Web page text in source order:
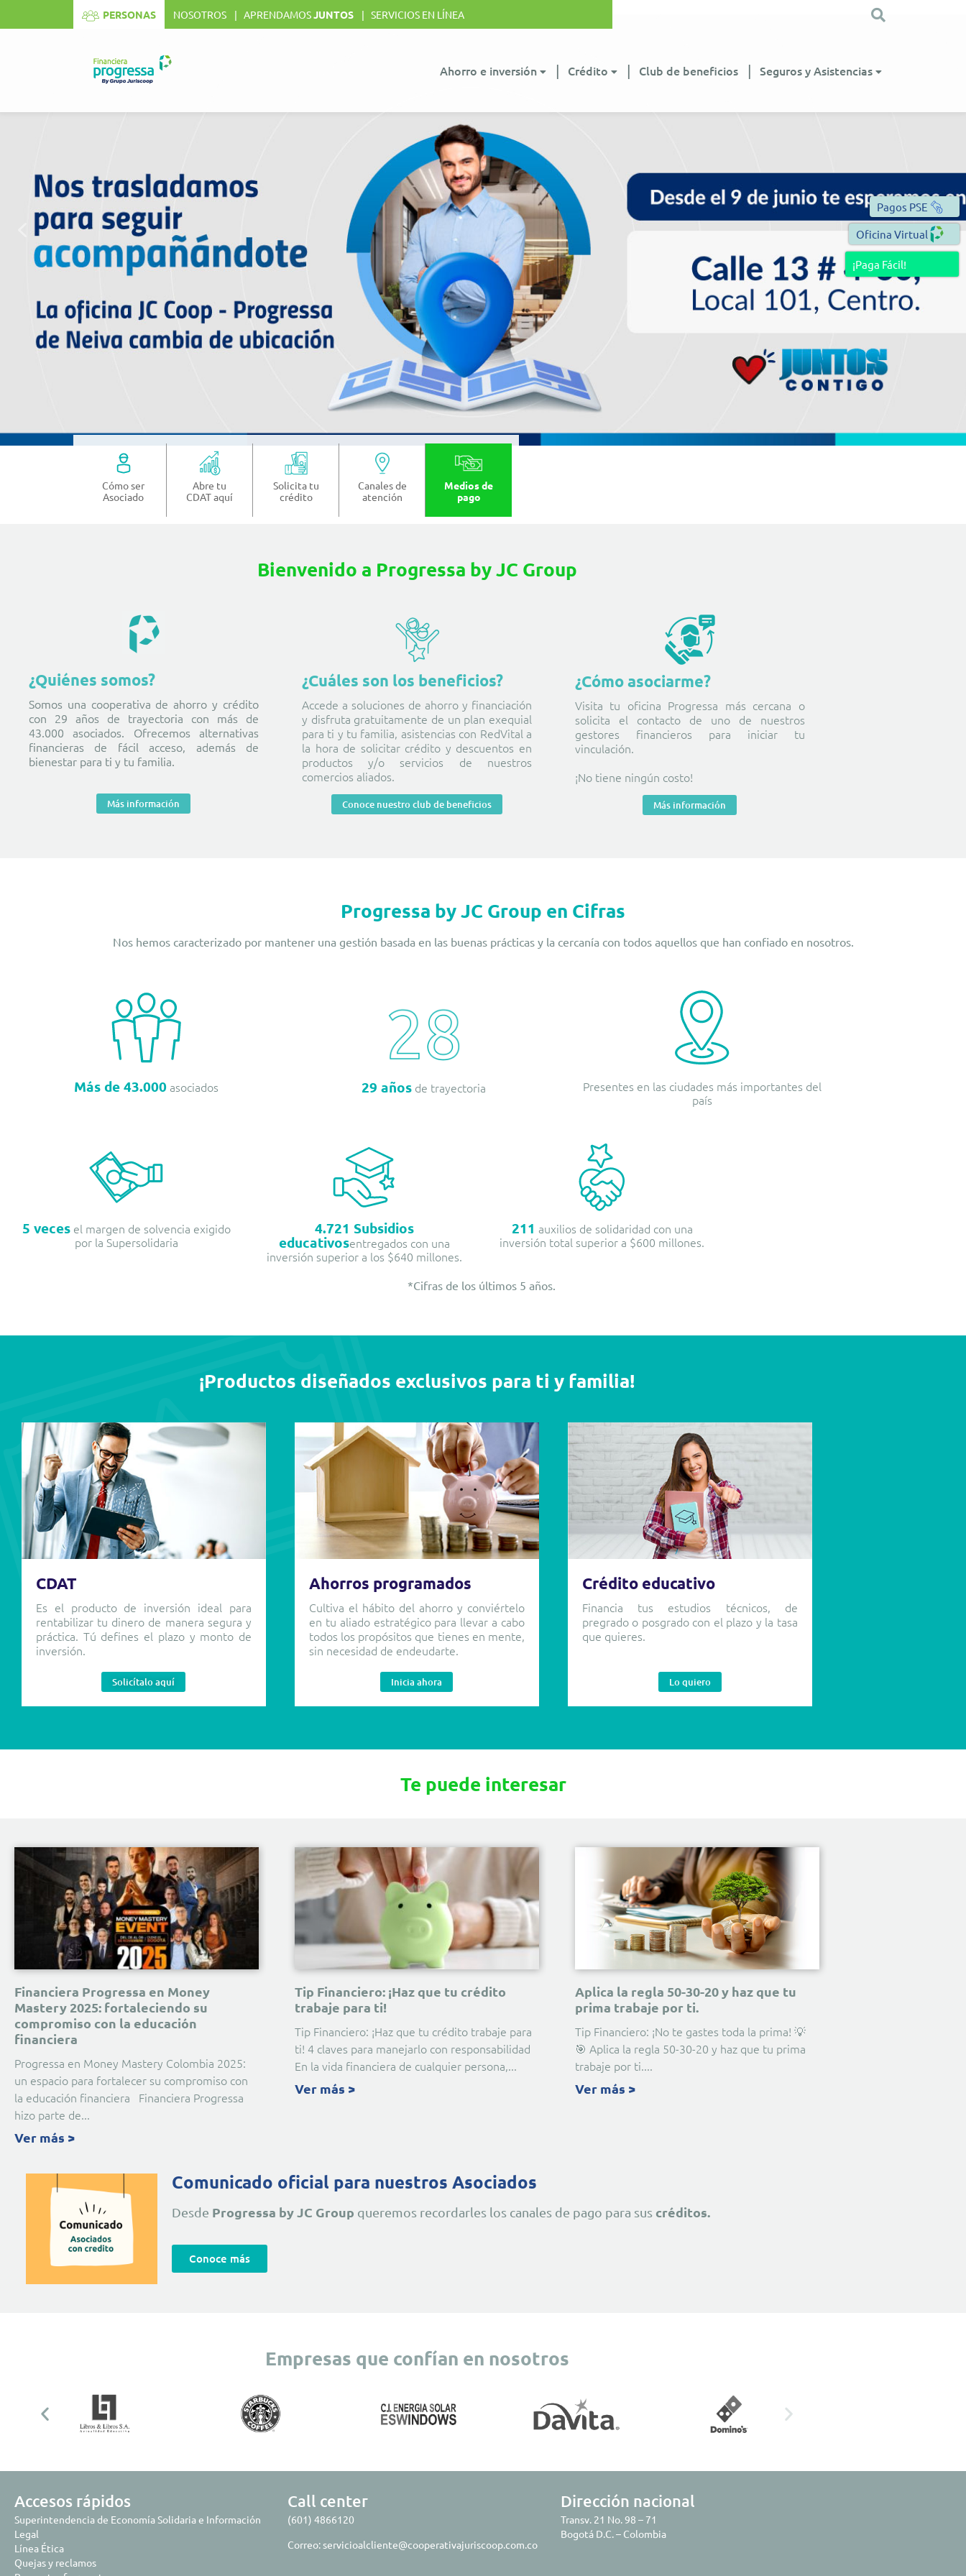
PERSONAS NOSOTROS APRENDAMOSJUNTOS SERVICIOS EN LÍNEA
Ahorro e inversión Crédito Club de beneficios Seguros y Asistencias
Cómo ser
Asociado
Abre tu
CDAT aquí
Solicita tu
crédito
Canales de
atención
Medios de
pago
Bienvenido a Progressa by JC Group
¿Quiénes somos?
Somos una cooperativa de ahorro y crédito
con 29 años de trayectoria con más de
43.000 asociados. Ofrecemos alternativas
financieras de fácil acceso, además de
bienestar para ti y tu familia.
Más información
¿Cuáles son los beneficios?
Accede a soluciones de ahorro y financiación
y disfruta gratuitamente de un plan exequial
para ti y tu familia, asistencias con RedVital a
la hora de solicitar crédito y descuentos en
productos y/o servicios de nuestros
comercios aliados.
Conoce nuestro club de beneficios
¿Cómo asociarme?
Visita tu oficina Progressa más cercana o
solicita el contacto de uno de nuestros
gestores financieros para iniciar tu
vinculación.
¡No tiene ningún costo!
Más información
Progressa by JC Group en Cifras
Nos hemos caracterizado por mantener una gestión basada en las buenas prácticas y la cercanía con todos aquellos que han confiado en nosotros.
Más de 43.000asociados 29 años de trayectoria
Presentes en las ciudades más importantes del
país
5 vecesel margen de solvencia exigido
por la Supersolidaria
4.721 Subsidios
educativosentregados con una
inversión superior a los $640 millones.
211 auxilios de solidaridad con una
inversión total superior a $600 millones.
*Cifras de los últimos 5 años.
¡Productos diseñados exclusivos para ti y familia!
CDAT
Es el producto de inversión ideal para
rentabilizar tu dinero de manera segura y
práctica. Tú defines el plazo y monto de
inversión.
Solicítalo aquí
Ahorros programados
Cultiva el hábito del ahorro y conviértelo
en tu aliado estratégico para llevar a cabo
todos los propósitos que tienes en mente,
sin necesidad de endeudarte.
Inicia ahora
Crédito educativo
Financia tus estudios técnicos, de
pregrado o posgrado con el plazo y la tasa
que quieres.
Lo quiero
Te puede interesar
Financiera Progressa en Money
Mastery 2025: fortaleciendo su
compromiso con la educación
financiera
Progressa en Money Mastery Colombia 2025:
un espacio para fortalecer su compromiso con
la educación financiera Financiera Progressa
hizo parte de
Ver más >
Tip Financiero: ¡Haz que tu crédito
trabaje para ti!
Tip Financiero: ¡Haz que tu crédito trabaje para
ti! 4 claves para manejarlo con responsabilidad
En la vida financiera de cualquier persona,
Ver más >
Aplica la regla 50-30-20 y haz que tu
prima trabaje por ti.
Tip Financiero: ¡No te gastes toda la prima! 💡
🎯 Aplica la regla 50-30-20 y haz que tu prima
trabaje por ti.
Ver más >
Comunicado oficial para nuestros Asociados
Desde Progressa by JC Group queremos recordarles los canales de pago para sus créditos.
Conoce más
Empresas que confían en nosotros
¡Paga Fácil!
Oficina Virtual
Pagos PSE
Accesos rápidos
Superintendencia de Economía Solidaria e Información
Legal
Línea Ética
Quejas y reclamos
Call center
(601) 4866120
Correo:servicioalcliente@cooperativajuriscoop.com.co
Dirección nacional
Transv. 21 No. 98 – 71
Bogotá D.C. – Colombia